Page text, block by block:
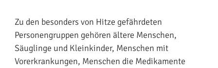
Zu den besonders von Hitze gefährdeten
Personengruppen gehören ältere Menschen,
Säuglinge und Kleinkinder, Menschen mit
Vorerkrankungen, Menschen die Medikamente